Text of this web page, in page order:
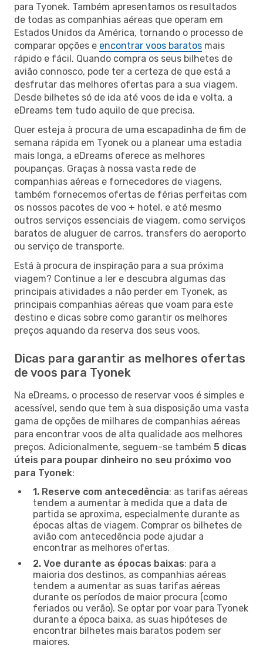
para Tyonek. Também apresentamos os resultados
de todas as companhias aéreas que operam em
Estados Unidos da América, tornando o processo de
comparar opções e encontrar voos baratos mais
rápido e fácil. Quando compra os seus bilhetes de
avião connosco, pode ter a certeza de que está a
desfrutar das melhores ofertas para a sua viagem.
Desde bilhetes só de ida até voos de ida e volta, a
eDreams tem tudo aquilo de que precisa.
Quer esteja à procura de uma escapadinha de fim de
semana rápida em Tyonek ou a planear uma estadia
mais longa, a eDreams oferece as melhores
poupanças. Graças à nossa vasta rede de
companhias aéreas e fornecedores de viagens,
também fornecemos ofertas de férias perfeitas com
os nossos pacotes de voo + hotel, e até mesmo
outros serviços essenciais de viagem, como serviços
baratos de aluguer de carros, transfers do aeroporto
ou serviço de transporte.
Está à procura de inspiração para a sua próxima
viagem? Continue a ler e descubra algumas das
principais atividades a não perder em Tyonek, as
principais companhias aéreas que voam para este
destino e dicas sobre como garantir os melhores
preços aquando da reserva dos seus voos.
Dicas para garantir as melhores ofertas
de voos para Tyonek
Na eDreams, o processo de reservar voos é simples e
acessível, sendo que tem à sua disposição uma vasta
gama de opções de milhares de companhias aéreas
para encontrar voos de alta qualidade aos melhores
preços. Adicionalmente, seguem-se também 5 dicas
úteis para poupar dinheiro no seu próximo voo
para Tyonek:
1. Reserve com antecedência: as tarifas aéreas
tendem a aumentar à medida que a data de
partida se aproxima, especialmente durante as
épocas altas de viagem. Comprar os bilhetes de
avião com antecedência pode ajudar a
encontrar as melhores ofertas.
2. Voe durante as épocas baixas: para a
maioria dos destinos, as companhias aéreas
tendem a aumentar as suas tarifas aéreas
durante os períodos de maior procura (como
feriados ou verão). Se optar por voar para Tyonek
durante a época baixa, as suas hipóteses de
encontrar bilhetes mais baratos podem ser
maiores.